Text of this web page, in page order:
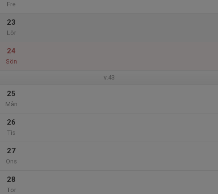
Fre
23
Lör
24
Sön
v.43
25
Mån
26
Tis
27
Ons
28
Tor